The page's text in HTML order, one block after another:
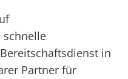
schnelle
in
Partner für